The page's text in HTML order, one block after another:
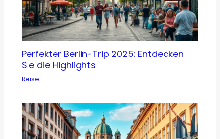
Perfekter Berlin-Trip 2025: Entdecken
Sie die Highlights
Reise